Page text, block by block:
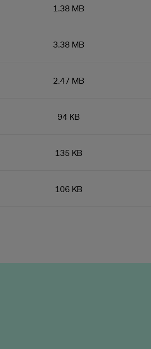
1.38 MB
3.38 MB
2.47 MB
94 KB
135 KB
106 KB